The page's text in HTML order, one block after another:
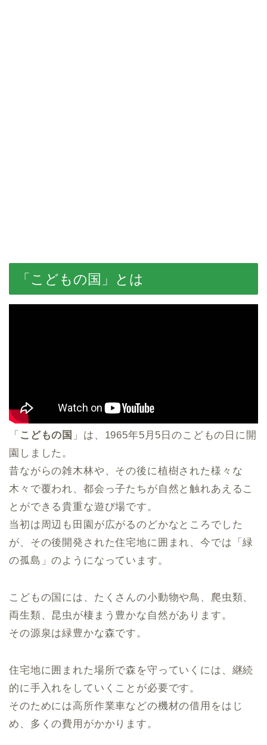
「こどもの国」とは
「 こどもの国 」は、1965年5月5日のこどもの日に開
園しました。
昔ながらの雑木林や、その後に植樹された様々な
木々で覆われ、都会っ子たちが自然と触れあえるこ
とができる貴重な遊び場です。
当初は周辺も田園が広がるのどかなところでした
が、その後開発された住宅地に囲まれ、今では「緑
の孤島」のようになっています。
こどもの国には、たくさんの小動物や鳥、爬虫類、
両生類、昆虫が棲まう豊かな自然があります。
その源泉は緑豊かな森です。
住宅地に囲まれた場所で森を守っていくには、継続
的に手入れをしていくことが必要です。
そのためには高所作業車などの機材の借用をはじ
め、多くの費用がかかります。